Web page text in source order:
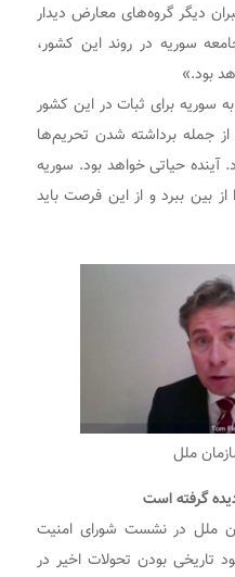
دیگر گروه‌های معارض دیدار
سوریه در روند این کشور،
بود.»
سوریه برای ثبات در این کشور
جمله برداشته شدن تحریم‌ها
آینده حیاتی خواهد بود. سوریه
از بین ببرد و از این فرصت باید
ملل
گرفته است
ملل در نشست شورای امنیت
تاریخی بودن تحولات اخیر در